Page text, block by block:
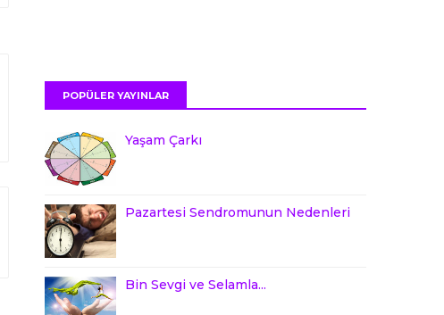
POPÜLER YAYINLAR
Yaşam Çarkı
Pazartesi Sendromunun Nedenleri
Bin Sevgi ve Selamla...